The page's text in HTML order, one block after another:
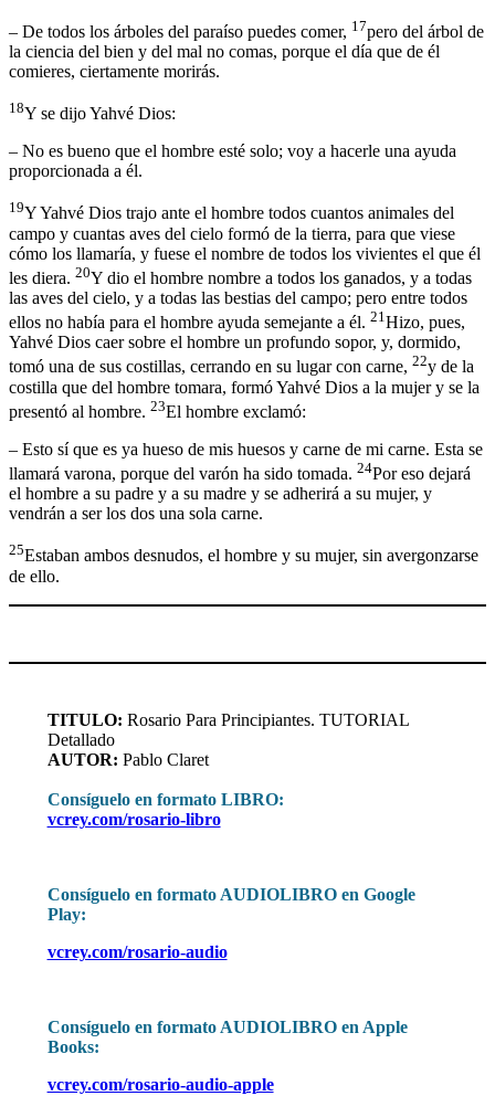
– De todos los árboles del paraíso puedes comer, 17pero del árbol de
la ciencia del bien y del mal no comas, porque el día que de él
comieres, ciertamente morirás.
18Y se dijo Yahvé Dios:
– No es bueno que el hombre esté solo; voy a hacerle una ayuda
proporcionada a él.
19Y Yahvé Dios trajo ante el hombre todos cuantos animales del
campo y cuantas aves del cielo formó de la tierra, para que viese
cómo los llamaría, y fuese el nombre de todos los vivientes el que él
les diera. 20Y dio el hombre nombre a todos los ganados, y a todas
las aves del cielo, y a todas las bestias del campo; pero entre todos
ellos no había para el hombre ayuda semejante a él. 21Hizo, pues,
Yahvé Dios caer sobre el hombre un profundo sopor, y, dormido,
tomó una de sus costillas, cerrando en su lugar con carne, 22y de la
costilla que del hombre tomara, formó Yahvé Dios a la mujer y se la
presentó al hombre. 23El hombre exclamó:
– Esto sí que es ya hueso de mis huesos y carne de mi carne. Esta se
llamará varona, porque del varón ha sido tomada. 24Por eso dejará
el hombre a su padre y a su madre y se adherirá a su mujer, y
vendrán a ser los dos una sola carne.
25Estaban ambos desnudos, el hombre y su mujer, sin avergonzarse
de ello.
TITULO: Rosario Para Principiantes. TUTORIAL
Detallado
AUTOR: Pablo Claret
Consíguelo en formato LIBRO:
vcrey.com/rosario-libro
Consíguelo en formato AUDIOLIBRO en Google
Play:
vcrey.com/rosario-audio
Consíguelo en formato AUDIOLIBRO en Apple
Books:
vcrey.com/rosario-audio-apple